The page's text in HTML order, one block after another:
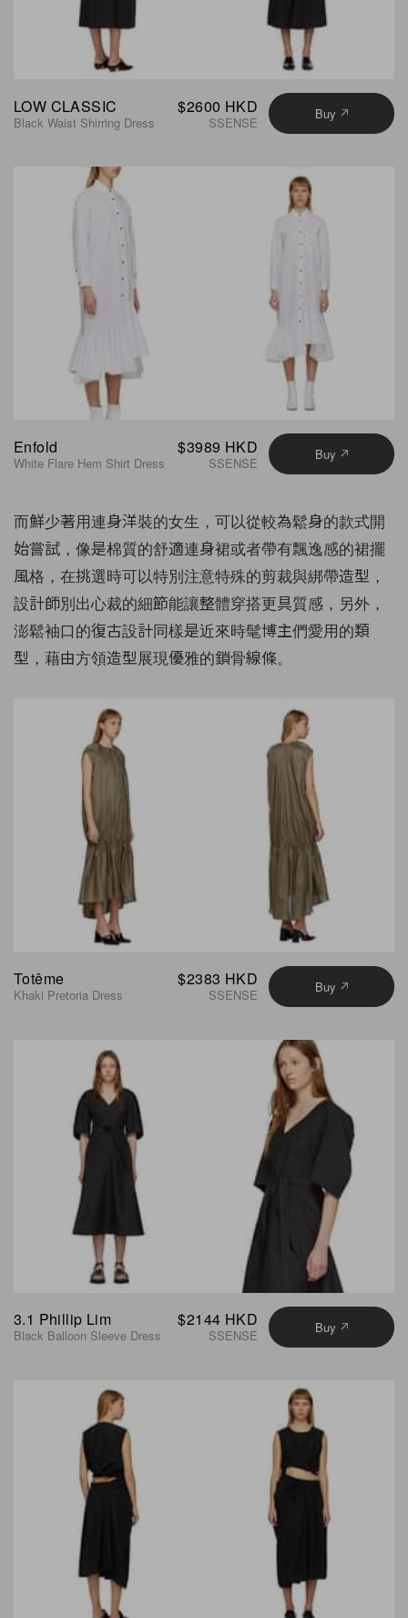
LOW CLASSIC
Black Waist Shirring Dress
$2600 HKD
SSENSE Buy
Enfold
White Flare Hem Shirt Dress
$3989 HKD
SSENSE Buy
而鮮少著用連身洋裝的女生，可以從較為鬆身的款式開
始嘗試，像是棉質的舒適連身裙或者帶有飄逸感的裙擺
風格，在挑選時可以特別注意特殊的剪裁與綁帶造型，
設計師別出心裁的細節能讓整體穿搭更具質感，另外，
澎鬆袖口的復古設計同樣是近來時髦博主們愛用的類
型，藉由方領造型展現優雅的鎖骨線條。
Totême
Khaki Pretoria Dress
$2383 HKD
SSENSE Buy
3.1 Phillip Lim
Black Balloon Sleeve Dress
$2144 HKD
SSENSE Buy